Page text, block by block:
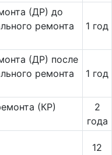
(ДР) до
ремонта
1 год
(ДР) после
ремонта
1 год
(КР)
2
года
12